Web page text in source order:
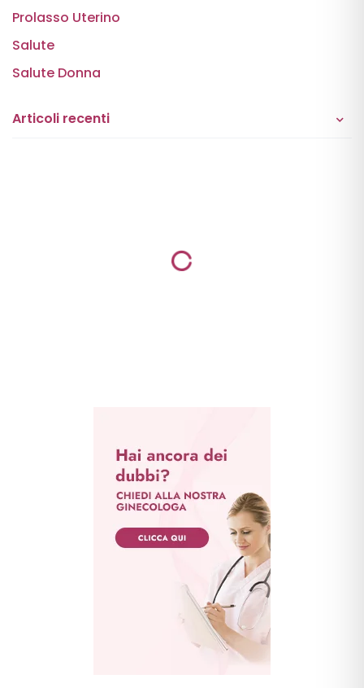
Prolasso Uterino
Salute
Salute Donna
Articoli recenti